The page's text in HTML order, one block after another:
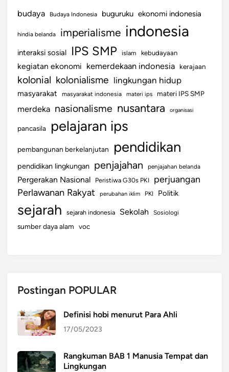
-
e
g
a
r
a
E
N
budaya Budaya Indonesia buguruku ekonomi indonesia
hindia belanda imperialisme indonesia
interaksi sosial IPS SMP islam kebudayaan
kegiatan ekonomi kemerdekaan indonesia kerajaan
kolonial kolonialisme lingkungan hidup
masyarakat masyarakat indonesia materi ips materi IPS SMP
merdeka nasionalisme nusantara organisasi
pancasila pelajaran ips
pembangunan berkelanjutan pendidikan
pendidikan lingkungan penjajahan penjajahan belanda
Pergerakan Nasional Peristiwa G30s PKI perjuangan
Perlawanan Rakyat perubahan iklim PKI Politik
sejarah sejarah indonesia Sekolah Sosiologi
sumber daya alam voc
Postingan POPULAR
Definisi hobi menurut Para Ahli
17/05/2023
Rangkuman BAB 1 Manusia Tempat dan
Lingkungan